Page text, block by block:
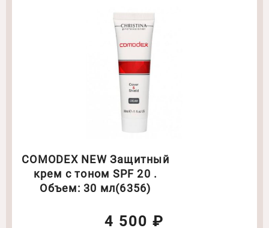
COMODEX NEW Защитный
крем с тоном SPF 20 .
Объем: 30 мл(6356)
4 500 ₽